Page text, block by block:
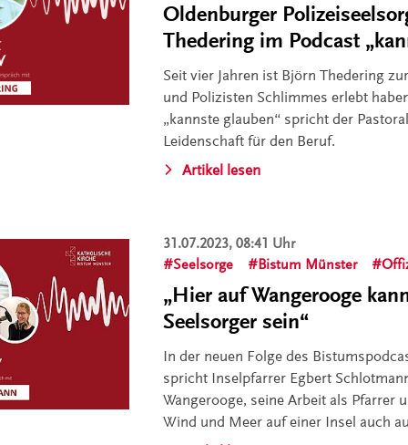
Oldenburger
Thedering im Podcast
Seit vier Jahren ist Björn Thedering
und Polizisten Schlimmes erlebt
„kannste glauben“ spricht der
Leidenschaft für den Beruf.
Artikel lesen
31.07.2023, 08:41 Uhr
Seelsorge
Bistum Münster
„Hier auf Wangerooge
Seelsorger sein“
In der neuen Folge des
spricht Inselpfarrer Egbert
Wangerooge, seine Arbeit als Pfarrer
Wind und Meer auf einer Insel auch